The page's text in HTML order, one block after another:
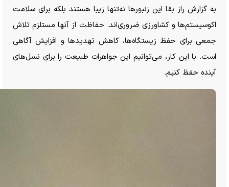
به گزارش راز بقا این زنبور‌ها نه‌تنها زیبا هستند بلکه برای سلامت
اکوسیستم‌ها و کشاورزی ضروری‌اند. حفاظت از آنها مستلزم تلاش
جمعی برای حفظ زیستگاه‌ها، کاهش تهدید‌ها و افزایش آگاهی
است. با این کار، می‌توانیم این جواهرات طبیعت را برای نسل‌های
آینده حفظ کنیم.